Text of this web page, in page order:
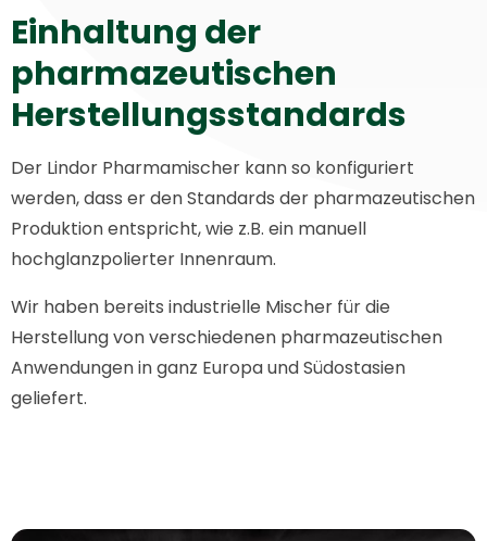
Einhaltung der
pharmazeutischen
Herstellungsstandards
Der Lindor Pharmamischer kann so konfiguriert
werden, dass er den Standards der pharmazeutischen
Produktion entspricht, wie z.B. ein manuell
hochglanzpolierter Innenraum.
Wir haben bereits industrielle Mischer für die
Herstellung von verschiedenen pharmazeutischen
Anwendungen in ganz Europa und Südostasien
geliefert.